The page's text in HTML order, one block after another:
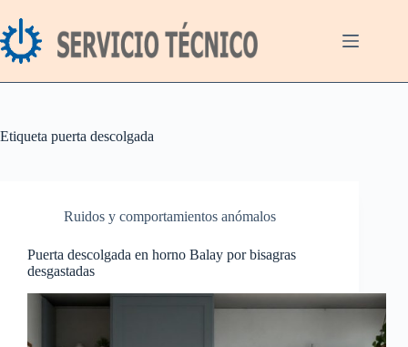
al
contenido
Etiqueta puerta descolgada
Ruidos y comportamientos anómalos
Puerta descolgada en horno Balay por bisagras
desgastadas